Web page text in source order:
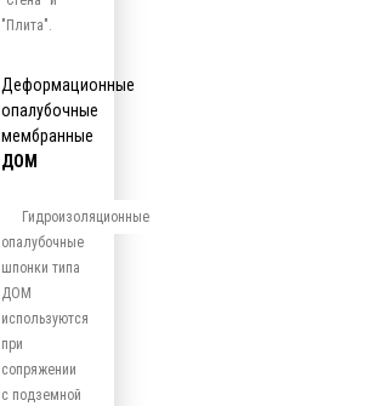
"Плита".
Деформационные
опалубочные
мембранные
ДОМ
Гидроизоляционные
опалубочные
шпонки типа
ДОМ
используются
при
сопряжении
с подземной